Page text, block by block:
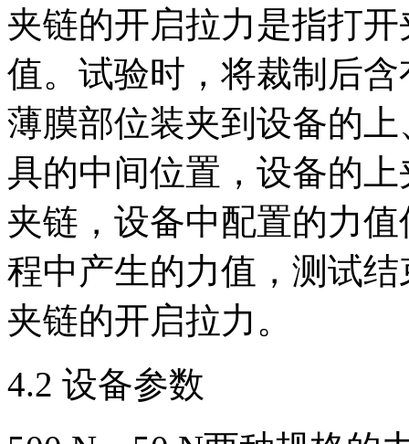
夹链的开启拉力是指打
值。试验时，将裁制后
薄膜部位装夹到设备的
具的中间位置，设备的
夹链，设备中配置的力
程中产生的力值，测试
夹链的开启拉力。
4.2 设备参数